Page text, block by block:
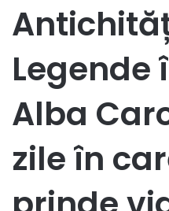
Legende
Alba
zile în